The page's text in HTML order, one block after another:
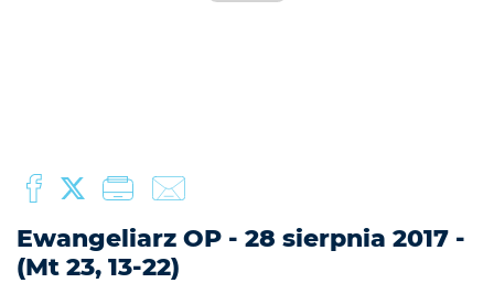
Ewangeliarz OP - 28 sierpnia 2017 -
(Mt 23, 13-22)